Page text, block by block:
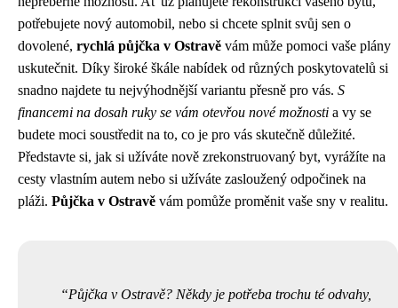
potřebujete nový automobil, nebo si chcete splnit svůj sen o
dovolené, rychlá půjčka v Ostravě vám může pomoci vaše plány
uskutečnit. Díky široké škále nabídek od různých poskytovatelů si
snadno najdete tu nejvýhodnější variantu přesně pro vás. S
financemi na dosah ruky se vám otevřou nové možnosti a vy se
budete moci soustředit na to, co je pro vás skutečně důležité.
Představte si, jak si užíváte nově zrekonstruovaný byt, vyrážíte na
cesty vlastním autem nebo si užíváte zasloužený odpočinek na
pláži. Půjčka v Ostravě vám pomůže proměnit vaše sny v realitu.
Půjčka v Ostravě? Někdy je potřeba trochu té odvahy,